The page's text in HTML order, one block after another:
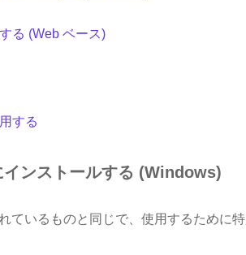
る (Web ベース)
する
ンストールする (Windows)
ているものと同じで、使用するために